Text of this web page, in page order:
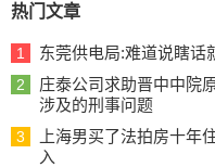
热门文章
1 东莞供电局:难道说瞎话
2
庄泰公司求助晋中中院
涉及的刑事问题
3
上海男买了法拍房十年
入